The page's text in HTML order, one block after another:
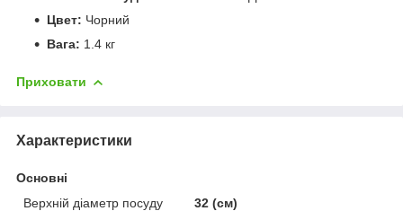
Цвет: Чорний
Вага: 1.4 кг
Приховати
Характеристики
Основні
Верхній діаметр посуду
32 (см)